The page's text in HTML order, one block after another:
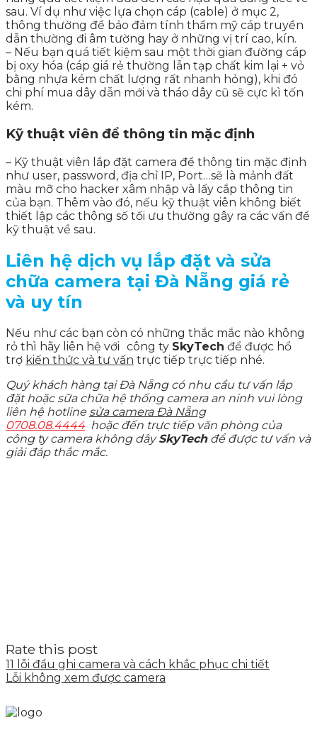
sau. Ví dụ như việc lựa chọn cáp (cable) ở mục 2,
thông thường để bảo đảm tính thẩm mỹ cáp truyền
dẫn thường đi âm tường hay ở những vị trí cao, kín.
– Nếu bạn quá tiết kiệm sau một thời gian đường cáp
bị oxy hóa (cáp giá rẻ thường lẫn tạp chất kim lại + vỏ
bằng nhựa kém chất lượng rất nhanh hỏng), khi đó
chi phí mua dây dẫn mới và tháo dây cũ sẽ cực kì tốn
kém.
Kỹ thuật viên để thông tin mặc định
– Kỹ thuật viên lắp đặt camera để thông tin mặc định
như user, password, địa chỉ IP, Port…sẽ là mảnh đất
màu mỡ cho hacker xâm nhập và lấy cắp thông tin
của bạn. Thêm vào đó, nếu kỹ thuật viên không biết
thiết lập các thông số tối ưu thường gây ra các vấn đề
kỹ thuật về sau.
Liên hệ dịch vụ lắp đặt và sửa
chữa camera tại Đà Nẵng giá rẻ
và uy tín
Nếu như các bạn còn có những thắc mắc nào không
rỏ thì hãy liên hệ với công ty SkyTech để được hổ
trợ kiến thức và tư vấn trực tiếp trực tiếp nhé.
Quý khách hàng tại Đà Nẵng có nhu cầu tư vấn lắp
đặt hoặc sữa chữa hệ thống camera an ninh vui lòng
liên hệ hotline sửa camera Đà Nẵng
0708.08.4444 hoặc đến trực tiếp văn phòng của
công ty camera không dâySkyTechđể được tư vấn và
giải đáp thắc mắc.
Rate this post
11 lỗi đầu ghi camera và cách khắc phục chi tiết
Lỗi không xem được camera